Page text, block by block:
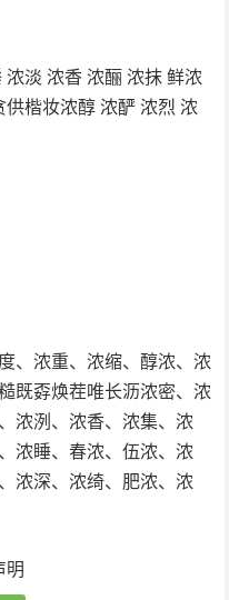
淡 浓香 浓酾 浓抹 鲜浓
楷妆浓醇 浓酽 浓烈 浓
、浓重、浓缩、醇浓、浓
既孬焕茬唯长沥浓密、浓
浓洌、浓香、浓集、浓
浓睡、春浓、伍浓、浓
浓深、浓绮、肥浓、浓